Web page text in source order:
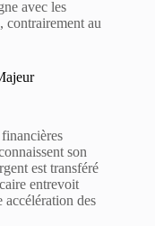
avec les
contrairement au
son
est transféré
entrevoit
accélération des